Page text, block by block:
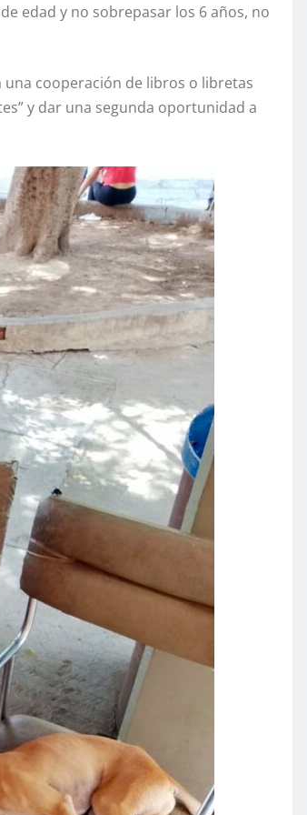
edad y no sobrepasar los 6 años, no
cooperación de libros o libretas
y dar una segunda oportunidad a